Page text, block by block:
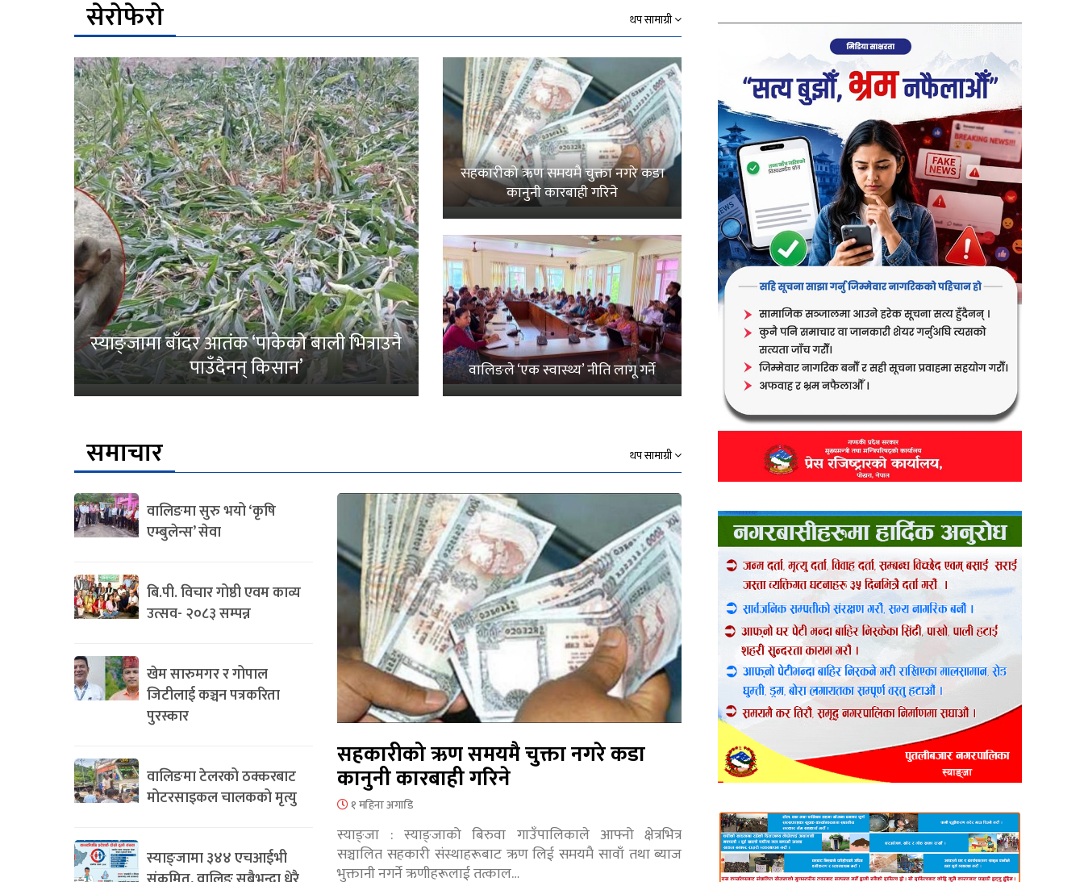
सेरोफेरो
थप सामाग्री
स्याङ्जामा बाँदर आतंक ‘पाकेको बाली भित्राउनै
पाउँदैनन् किसान’
सहकारीको ऋण समयमै चुक्ता नगरे कडा
कानुनी कारबाही गरिने
वालिङले ‘एक स्वास्थ्य’ नीति लागू गर्ने
समाचार थप सामाग्री
वालिङमा सुरु भयो ‘कृषि
एम्बुलेन्स’ सेवा
बि.पी. विचार गोष्ठी एवम काव्य
उत्सव- २०८३ सम्पन्न
खेम सारुमगर र गोपाल
जिटीलाई कञ्चन पत्रकरिता
पुरस्कार
वालिङमा टेलरको ठक्करबाट
मोटरसाइकल चालकको मृत्यु
स्याङ्जामा ३४४ एचआईभी
सहकारीको ऋण समयमै चुक्ता नगरे कडा
कानुनी कारबाही गरिने
१ महिना अगाडि
स्याङ्जा : स्याङ्जाको बिरुवा गाउँपालिकाले आफ्नो क्षेत्रभित्र
सञ्चालित सहकारी संस्थाहरूबाट ऋण लिई समयमै सावाँ तथा ब्याज
भुक्तानी नगर्ने ऋणीहरूलाई तत्काल…